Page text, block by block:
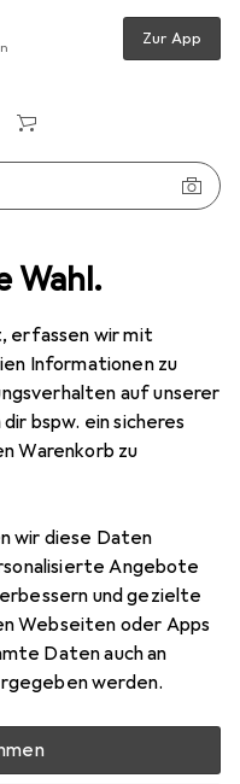
Wahl.
erfassen wir mit
Informationen zu
auf unserer
bspw. ein sicheres
Warenkorb zu
wir diese Daten
Angebote
und gezielte
Webseiten oder Apps
Daten auch an
werden.
Zur App
Crystalclear
Crystalclear
Drittanbieter
Lieferzeit